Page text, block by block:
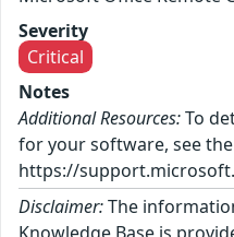
Severity
Critical
Notes
Additional Resources:To
for your software, see
https://
Disclaimer:The